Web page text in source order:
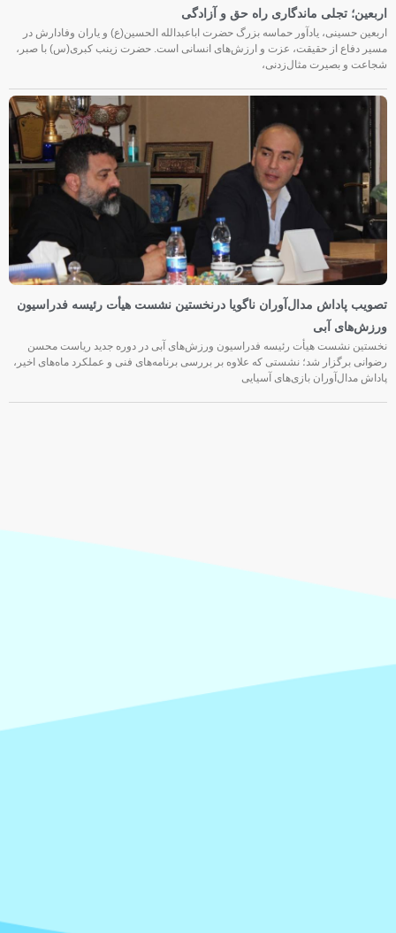
اربعین؛ تجلی ماندگاری راه حق و آزادگی
اربعین حسینی، یادآور حماسه بزرگ حضرت اباعبدالله الحسین(ع) و یاران وفادارش در
مسیر دفاع از حقیقت، عزت و ارزش‌های انسانی است. حضرت زینب کبری(س) با صبر،
شجاعت و بصیرت مثال‌زدنی،
تصویب پاداش مدال‌آوران ناگویا درنخستین نشست هیأت رئیسه فدراسیون
ورزش‌های آبی
نخستین نشست هیأت رئیسه فدراسیون ورزش‌های آبی در دوره جدید ریاست محسن
رضوانی برگزار شد؛ نشستی که علاوه بر بررسی برنامه‌های فنی و عملکرد ماه‌های اخیر،
پاداش مدال‌آوران بازی‌های آسیایی